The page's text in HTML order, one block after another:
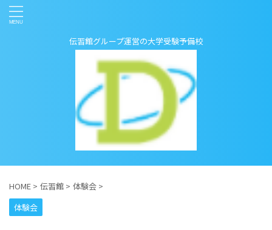
伝習館グループ運営の大学受験予備校
HOME > 伝習館 > 体験会 >
体験会